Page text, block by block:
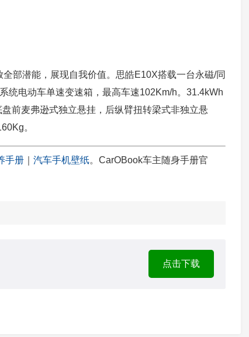
部潜能，展现自我价值。思皓E10X搭载一台永磁/同
统电动车单速变速箱，最高车速102Km/h。31.4kWh
前麦弗逊式独立悬挂，后纵臂扭转梁式非独立悬
。
手册 汽车手机壁纸。CarOBook车主随身手册官
点击下载